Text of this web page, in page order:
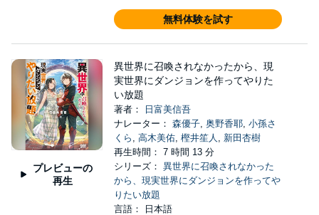
無料体験を試す
プレビューの
再生
異世界に召喚されなかったから、現
実世界にダンジョンを作ってやりた
い放題
著者：
日富美信吾
ナレーター： 森優子, 奥野香耶, 小孫さ
くら , 高木美佑, 樫井笙人 , 新田杏樹
再生時間： 7 時間 13 分
シリーズ： 異世界に召喚されなかった
から、現実世界にダンジョンを作ってや
りたい放題
言語： 日本語